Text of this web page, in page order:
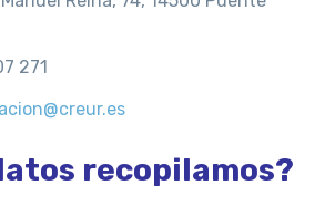
271
recopilamos?